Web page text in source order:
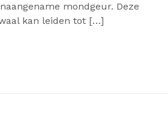
mondgeur. Deze
kan leiden tot […]